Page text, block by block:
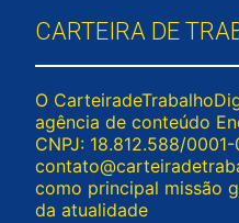
CARTEIRA DE
O
agência de conteúdo
CNPJ: 18.812.588/
como principal missão
da atualidade